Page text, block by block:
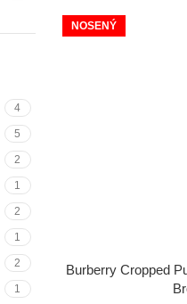
4
5
2
1
2
1
2
1
NOSENÝ
VÝBER MOŽNOSTÍ
Burberry Cropped